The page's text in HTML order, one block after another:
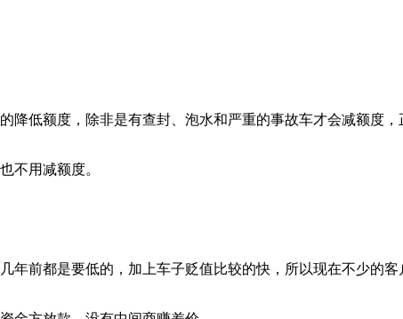
低额度，除非是有查封、泡水和严重的事故车才会减额度，
不用减额度。
前都是要低的，加上车子贬值比较的快，所以现在不少的客